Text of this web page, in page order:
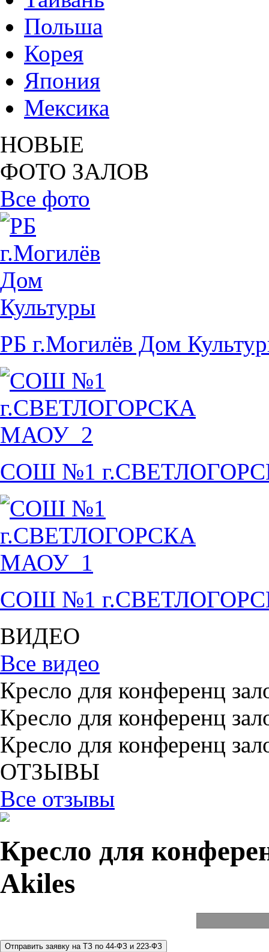
Польша
Корея
Япония
Мексика
НОВЫЕ
ФОТО ЗАЛОВ
Все фото
РБ г.Могилёв Дом
СОШ №1
СОШ №1
ВИДЕО
Все видео
Кресло для конференц
Кресло для конференц
Кресло для конференц
ОТЗЫВЫ
Все отзывы
Кресло для
Akiles